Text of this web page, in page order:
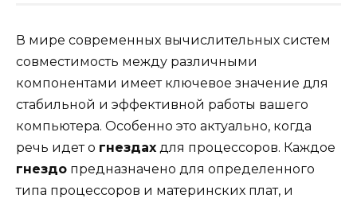
В мире современных вычислительных систем
совместимость между различными
компонентами имеет ключевое значение для
стабильной и эффективной работы вашего
компьютера. Особенно это актуально, когда
речь идет о гнездах для процессоров. Каждое
гнездо предназначено для определенного
типа процессоров и материнских плат, и